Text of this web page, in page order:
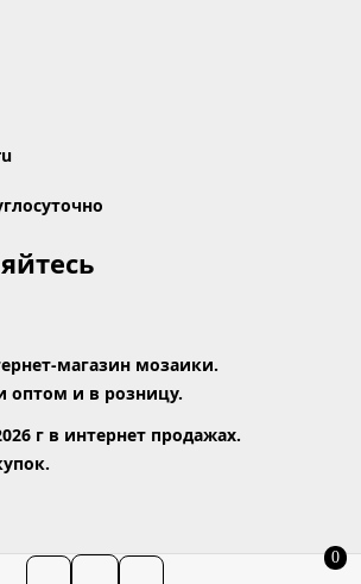
магазин мозаики.
оптом и в розницу.
г в интернет продажах.
0